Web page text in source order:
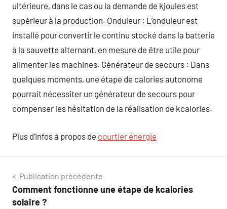
ultérieure, dans le cas ou la demande de kjoules est
supérieur à la production. Onduleur : L’onduleur est
installé pour convertir le continu stocké dans la batterie
à la sauvette alternant, en mesure de être utile pour
alimenter les machines. Générateur de secours : Dans
quelques moments, une étape de calories autonome
pourrait nécessiter un générateur de secours pour
compenser les hésitation de la réalisation de kcalories.
Plus d’infos à propos de courtier énergie
Navigation
de
Publication précédente
Comment fonctionne une étape de kcalories
solaire ?